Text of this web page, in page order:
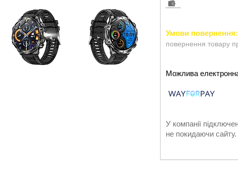
повернення товару
У компанії
не покидаючи сайту.